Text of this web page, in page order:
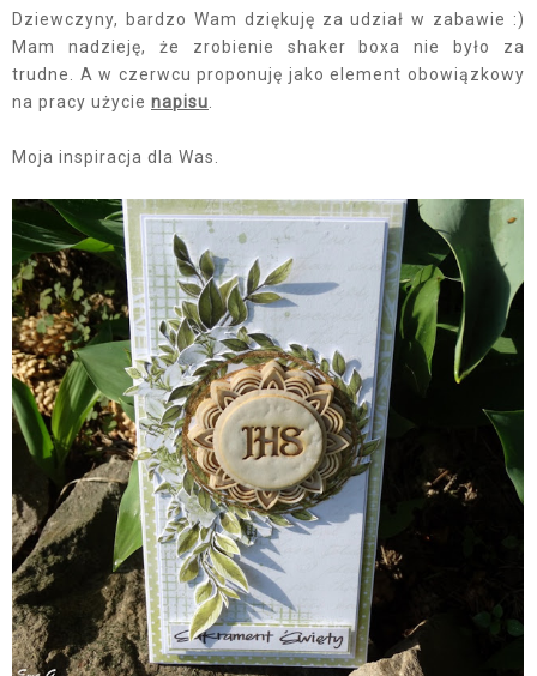
Dziewczyny, bardzo Wam dziękuję za udział w zabawie :)
Mam nadzieję, że zrobienie shaker boxa nie było za
trudne. A w czerwcu proponuję jako element obowiązkowy
na pracy użycie napisu.
Moja inspiracja dla Was.